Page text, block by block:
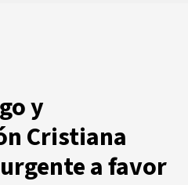
y
Cristiana
a favor